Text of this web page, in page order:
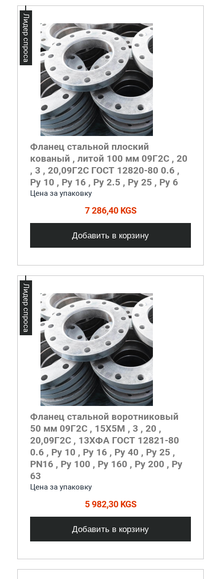
Фланец стальной плоский
кованый , литой 100 мм 09Г2С , 20
, 3 , 20,09Г2С ГОСТ 12820-80 0.6 ,
Ру 10 , Ру 16 , Ру 2.5 , Ру 25 , Ру 6
Цена за упаковку
7 286,40 KGS
Добавить в корзину
Лидер спроса
Фланец стальной воротниковый
50 мм 09Г2С , 15Х5М , 3 , 20 ,
20,09Г2С , 13ХФА ГОСТ 12821-80
0.6 , Ру 10 , Ру 16 , Ру 40 , Ру 25 ,
PN16 , Ру 100 , Ру 160 , Ру 200 , Ру
63
Цена за упаковку
5 982,30 KGS
Добавить в корзину
Лидер спроса